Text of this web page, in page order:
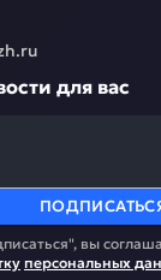
для вас
вы
персональных